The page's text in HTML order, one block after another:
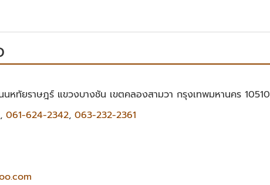
หทัยราษฎร์ แขวงบางชัน เขตคลองสามวา กรุงเทพมหานคร 10510
, 061-624-2342, 063-232-2361